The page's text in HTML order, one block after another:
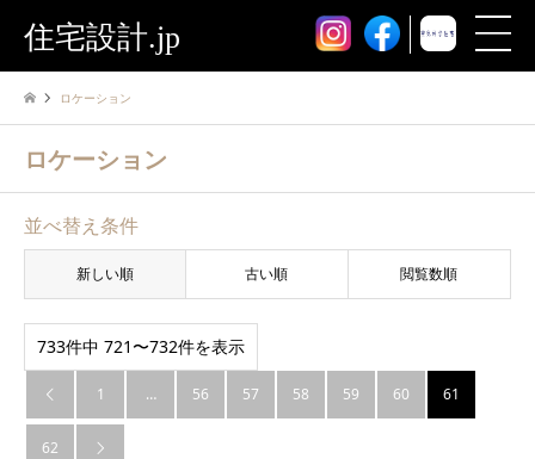
住宅設計.jp
ロケーション
ロケーション
並べ替え条件
新しい順 古い順 閲覧数順
733件中 721〜732件を表示
 1 … 56 57 58 59 60 61
62 